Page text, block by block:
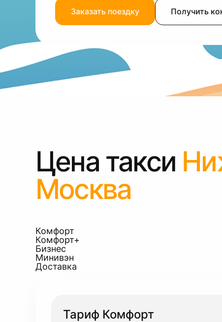
Заказать поездку Получить
Цена такси
Москва
Комфорт
Комфорт+
Бизнес
Минивэн
Доставка
Тариф Комфорт